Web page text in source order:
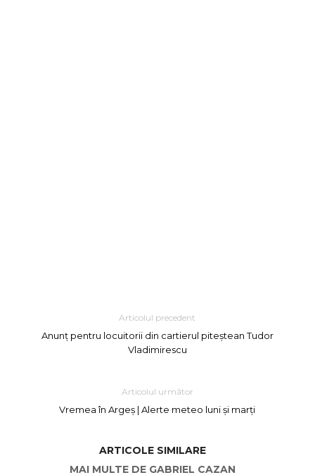
Articolul precedent
Anunț pentru locuitorii din cartierul piteștean Tudor
Vladimirescu
Articolul următor
Vremea în Argeș | Alerte meteo luni și marți
ARTICOLE SIMILARE
MAI MULTE DE GABRIEL CAZAN